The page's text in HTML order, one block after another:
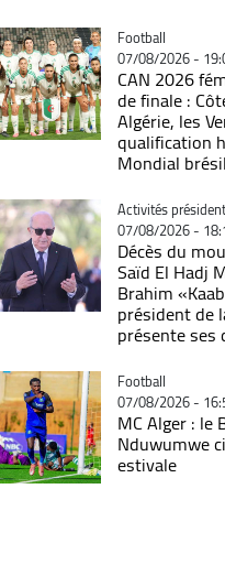
Catégorie
Football
07/08/2026 -
CAN 2026
de finale :
Algérie, les
qualification
Mondial
Catégorie
Activités
07/08/2026 -
Décès du
Saïd El Hadj
Brahim
président de
présente ses
Catégorie
Football
07/08/2026 -
MC Alger : le
Nduwumwe
estivale